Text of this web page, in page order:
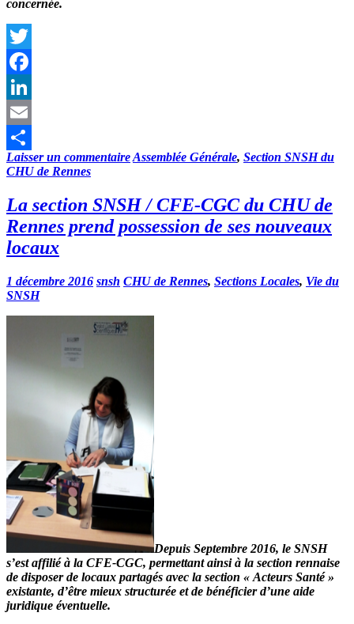
concernée.
Twitter
Facebook
LinkedIn
Email
Partager
Laisser un commentaireAssemblée Générale, Section SNSH du
CHU de Rennes
La section SNSH / CFE-CGC du CHU de
Rennes prend possession de ses nouveaux
locaux
1 décembre 2016 snsh CHU de Rennes, Sections Locales, Vie du
SNSH
Depuis Septembre 2016, le SNSH
s’est affilié à la CFE-CGC, permettant ainsi à la section rennaise
de disposer de locaux partagés avec la section « Acteurs Santé »
existante, d’être mieux structurée et de bénéficier d’une aide
juridique éventuelle.